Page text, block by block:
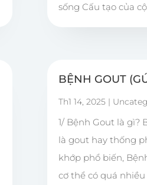
sống Cấu tạo của
BỆNH GOUT
Th1 14, 2025 |
1/ Bệnh Gout là gì?
là gout hay thống
khớp phổ biến,
cơ thể có quá